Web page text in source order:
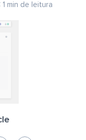
1 min de leitura